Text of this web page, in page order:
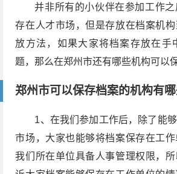
并非所有的小伙伴在参加工作
存在人才市场，但是存放在档案机
放方法，如果大家将档案存放在手
题，那么在郑州市还有哪些机构可以
郑州市可以保存档案的机构有哪
1、在我们参加工作后，除了能
市场，大家也能够将档案保存在工
我们所在单位具备人事管理权限，